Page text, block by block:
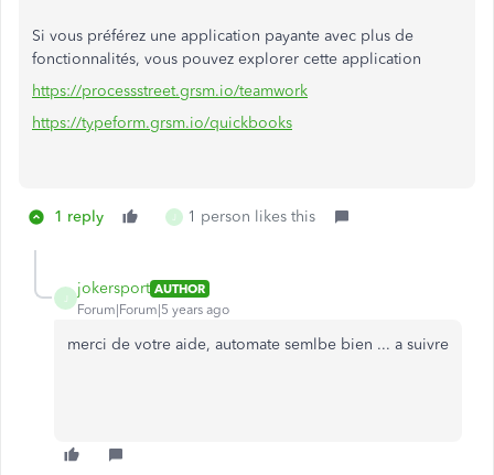
Si vous préférez une application payante avec plus de
fonctionnalités, vous pouvez explorer cette application
https://processstreet.grsm.io/teamwork
https://typeform.grsm.io/quickbooks
1 reply J 1 person likes this
jokersport AUTHOR
Forum|Forum|5 years ago
merci de votre aide, automate semlbe bien ... a suivre